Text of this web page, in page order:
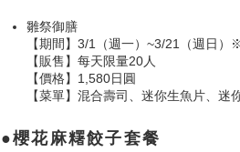
雛祭御膳
【期間】3/1（週一）~3/21（週日
【販售】每天限量20人
【價格】1,580日圓
【菜單】混合壽司、迷你生魚片、
櫻花麻糬餃子套餐